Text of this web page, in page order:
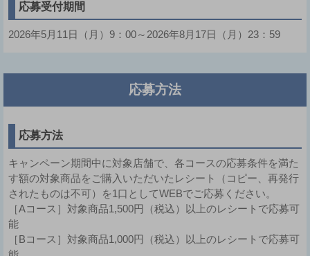
応募受付期間
2026年5月11日（月）9：00～2026年8月17日（月）23：59
応募方法
応募方法
キャンペーン期間中に対象店舗で、各コースの応募条件を満た
す額の対象商品をご購入いただいたレシート（コピー、再発行
されたものは不可）を1口としてWEBでご応募ください。
［Aコース］対象商品1,500円（税込）以上のレシートで応募可
能
［Bコース］対象商品1,000円（税込）以上のレシートで応募可